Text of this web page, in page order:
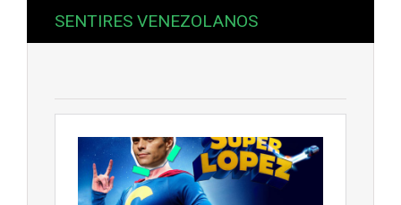
SENTIRES VENEZOLANOS